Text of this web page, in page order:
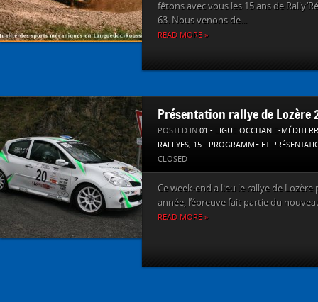
fêtons avec vous les 15 ans de
63. Nous venons de...
READ MORE »
Présentation rallye de Lozère
POSTED IN 01 - LIGUE OCCITANIE-
RALLYES, 15 - PROGRAMME ET
CLOSED
Ce week-end a lieu le rallye de
année, l’épreuve fait partie du
READ MORE »